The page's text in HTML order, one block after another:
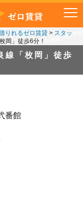
りれるゼロ賃貸> スタッ
岡」徒歩6分！
線「枚岡」徒歩
番館